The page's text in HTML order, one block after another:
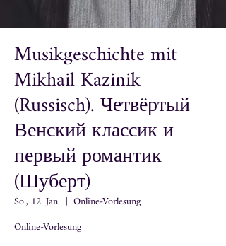
Musikgeschichte mit
Mikhail Kazinik
(Russisch). Четвёртый
Венский классик и
первый романтик
(Шуберт)
So., 12. Jan.
  |
Online-Vorlesung
Online-Vorlesung